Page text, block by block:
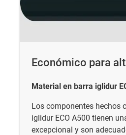
Económico para
Material en barra iglidur
Los componentes hechos
iglidur ECO A500 tienen
excepcional y son